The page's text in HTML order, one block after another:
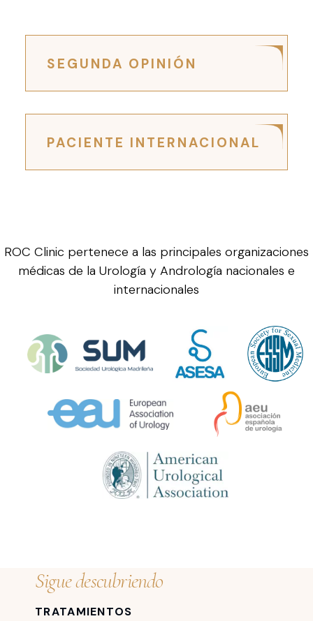
SEGUNDA OPINIÓN
PACIENTE INTERNACIONAL
ROC Clinic pertenece a las principales organizaciones
médicas de la Urología y Andrología nacionales e
internacionales
Sigue descubriendo
TRATAMIENTOS